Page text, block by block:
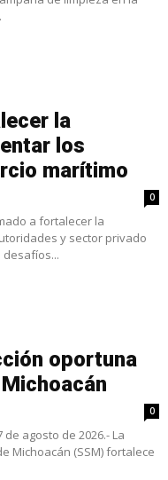
la
los
marítimo
0
a fortalecer la
y sector privado
oportuna
0
agosto de 2026.- La
Michoacán (SSM) fortalece